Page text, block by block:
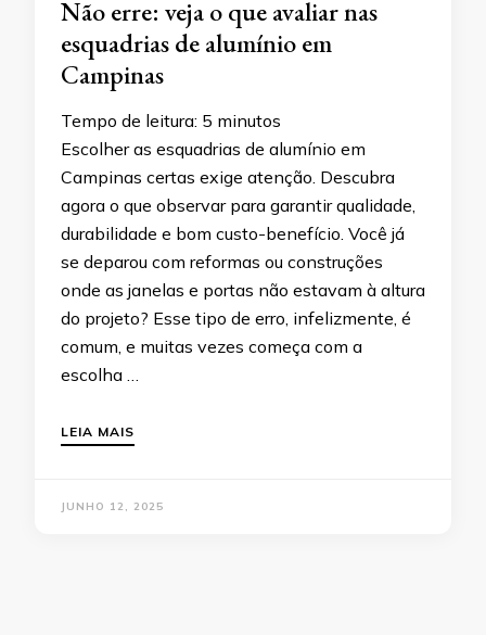
Não erre: veja o que avaliar nas
esquadrias de alumínio em
Campinas
Tempo de leitura: 5 minutos
Escolher as esquadrias de alumínio em
Campinas certas exige atenção. Descubra
agora o que observar para garantir qualidade,
durabilidade e bom custo-benefício. Você já
se deparou com reformas ou construções
onde as janelas e portas não estavam à altura
do projeto? Esse tipo de erro, infelizmente, é
comum, e muitas vezes começa com a
escolha …
LEIA MAIS
JUNHO 12, 2025